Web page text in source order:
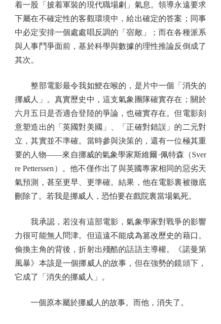
着一股「披着軍裝的現代職場劇」氣息。領導永遠要求
下屬在不確定性的客觀環境中，給出確定的答案；同事
中必定安排一個處處唱反調的「宿敵」；而在各種派系
與人事鬥爭面前，基於科學與數據的理性推論反倒成了
其次。
整部電影最令我如鯁在喉的，是片中一個「消失的
挪威人」。真實歷史中，這支氣象團隊確實存在；關於
六月五日是否適合登陸的爭論，也確實存在。但電影刻
意塑造出的「英國對美國」、「正確對錯誤」的二元對
立，其實並不準確。當時參與決策的，還有一位極其重
要的人物——來自挪威的氣象學家斯維爾·佩特森（Sver
re Petterssen）。他不僅作出了與英國專家相同的惡劣天
氣預測，甚至更早、更準確。結果，他在電影裏被徹底
刪除了。若我是挪威人，恐怕要在戲院裏當場氣死。
我承認，若沒有這部電影，氣象學家對戰爭的影響
力很可能無人問津。但這遠不能成為篡改歷史的藉口。
偷換主角的背後，折射出殘酷的話語主導權。《諾曼第
風暴》本該是一個挪威人的故事，但在強勢的鏡頭下，
它成了「消失的挪威人」。
一個原本屬於挪威人的故事。而他，消失了。